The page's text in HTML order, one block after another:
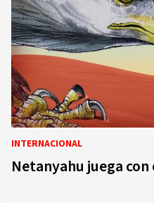
INTERNACIONAL
Netanyahu juega